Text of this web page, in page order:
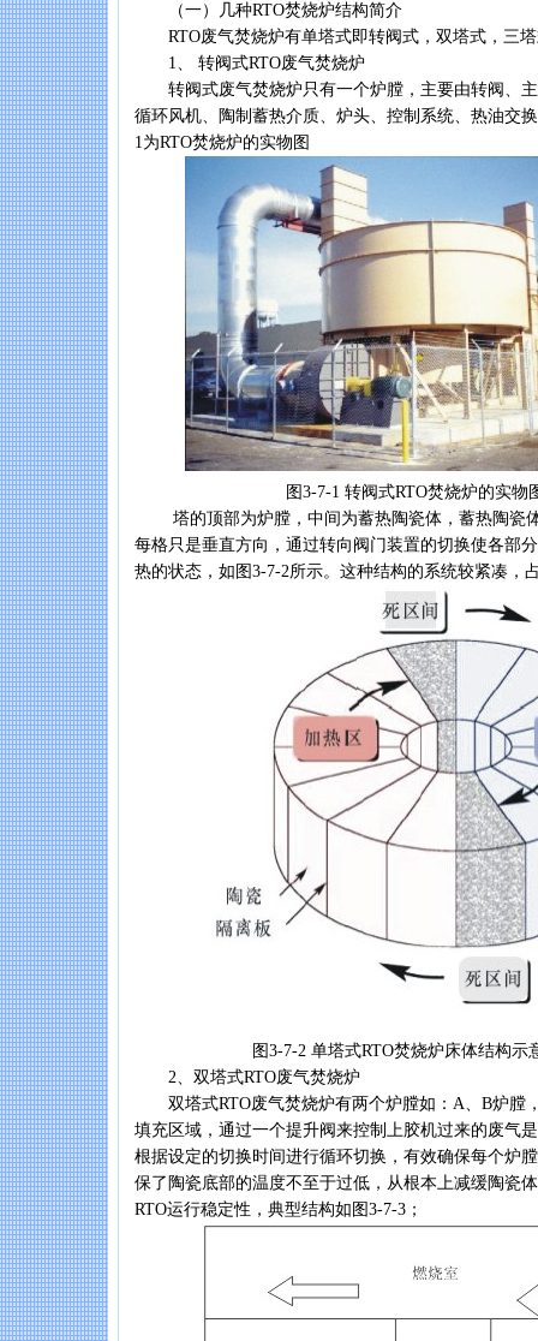
（一）几种RTO焚烧炉结构简介
RTO废气焚烧炉有单塔式即转阀式，双塔式，三塔
1、 转阀式RTO废气焚烧炉
转阀式废气焚烧炉只有一个炉膛，主要由转阀、主
循环风机、陶制蓄热介质、炉头、控制系统、热油交
1为RTO焚烧炉的实物图
图3-7-1 转阀式RTO焚烧炉的实物
塔的顶部为炉膛，中间为蓄热陶瓷体，蓄热陶瓷
每格只是垂直方向，通过转向阀门装置的切换使各部
热的状态，如图3-7-2所示。这种结构的系统较紧凑，
图3-7-2 单塔式RTO焚烧炉床体结构示
2、双塔式RTO废气焚烧炉
双塔式RTO废气焚烧炉有两个炉膛如：A、B炉膛
填充区域，通过一个提升阀来控制上胶机过来的废气
根据设定的切换时间进行循环切换，有效确保每个炉
保了陶瓷底部的温度不至于过低，从根本上减缓陶瓷
RTO运行稳定性，典型结构如图3-7-3；